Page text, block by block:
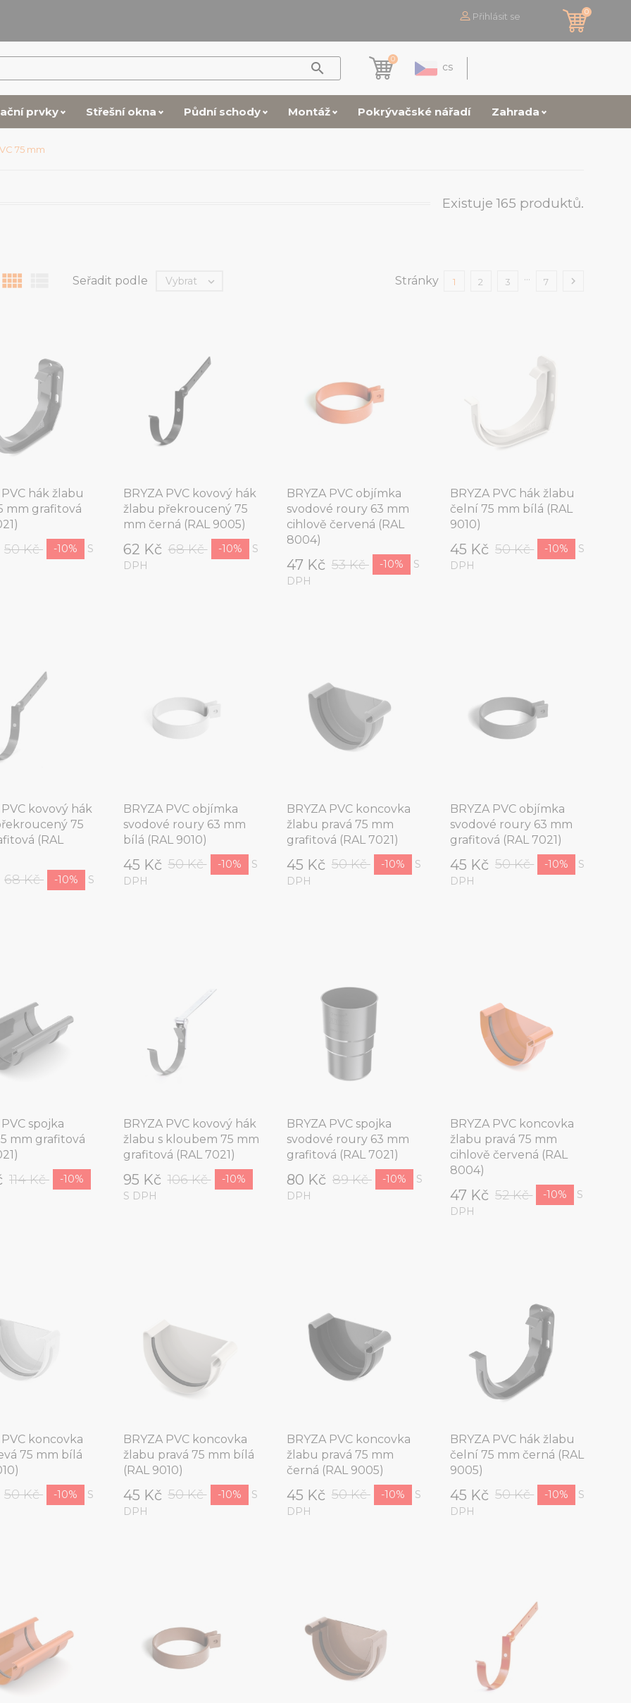
Přihlásit se 0

0
cs
prvky Střešní okna Půdní schody Montáž Pokrývačské nářadí Zahrada
75 mm
Existuje 165 produktů.
 Seřadit podle Vybrat  Stránky 1 2 3 … 7 
PVC hák žlabu
mm grafitová
50 Kč -10%
S
BRYZA PVC kovový hák
žlabu překroucený 75
mm černá (RAL 9005)
62 Kč 68 Kč -10%
S
DPH
BRYZA PVC objímka
svodové roury 63 mm
cihlově červená (RAL
8004)
47 Kč 53 Kč -10%
S
DPH
BRYZA PVC hák žlabu
čelní 75 mm bílá (RAL
9010)
45 Kč 50 Kč -10%
S
DPH
PVC kovový hák
75
(RAL
68 Kč -10%
S
BRYZA PVC objímka
svodové roury 63 mm
bílá (RAL 9010)
45 Kč 50 Kč -10%
S
DPH
BRYZA PVC koncovka
žlabu pravá 75 mm
grafitová (RAL 7021)
45 Kč 50 Kč -10%
S
DPH
BRYZA PVC objímka
svodové roury 63 mm
grafitová (RAL 7021)
45 Kč 50 Kč -10%
S
DPH
spojka
mm grafitová
114 Kč
-10%
BRYZA PVC kovový hák
žlabu s kloubem 75 mm
grafitová (RAL 7021)
95 Kč 106 Kč
-10%
S DPH
BRYZA PVC spojka
svodové roury 63 mm
grafitová (RAL 7021)
80 Kč 89 Kč -10%
S
DPH
BRYZA PVC koncovka
žlabu pravá 75 mm
cihlově červená (RAL
8004)
47 Kč 52 Kč -10%
S
DPH
PVC koncovka
75 mm bílá
50 Kč -10%
S
BRYZA PVC koncovka
žlabu pravá 75 mm bílá
(RAL 9010)
45 Kč 50 Kč -10%
S
DPH
BRYZA PVC koncovka
žlabu pravá 75 mm
černá (RAL 9005)
45 Kč 50 Kč -10%
S
DPH
BRYZA PVC hák žlabu
čelní 75 mm černá (RAL
9005)
45 Kč 50 Kč -10%
S
DPH